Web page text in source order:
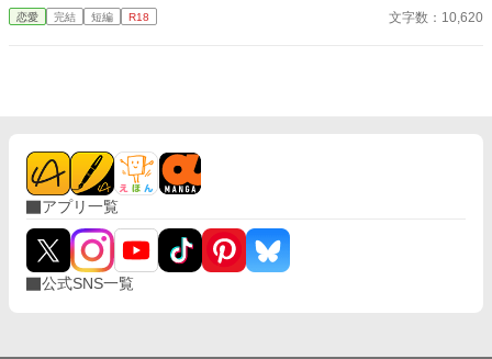
ラと離れたくない」 そんなリードに、ステラは思わずこう告げ
る。 「そうだ‼ リードが帰ってきたら、私がリードのお願い、
も耳にすることになる。 戦いの昂りを鎮める役割も担うという三
人は、戦いの後全員が重婚の認められた勇者の嫁になるというこ
とを知ったステラは思いを諦めようとするが、突然現れたリード
は彼女に『ステラの身体《約束のお願い》』を迫って来て──？
誰がどう見ても両片思いな二人がお願いをきっかけに結ばれるま
で──。
恋愛 完結 短編 R18 文字数：10,620
アプリ一覧
公式SNS一覧